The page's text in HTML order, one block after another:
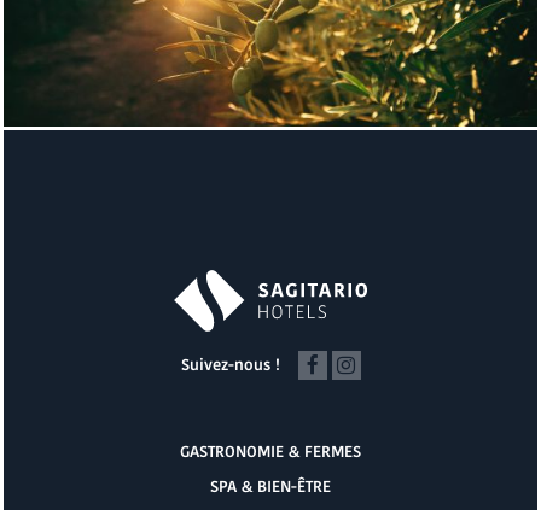
Suivez-nous !
GASTRONOMIE & FERMES
SPA & BIEN-ÊTRE